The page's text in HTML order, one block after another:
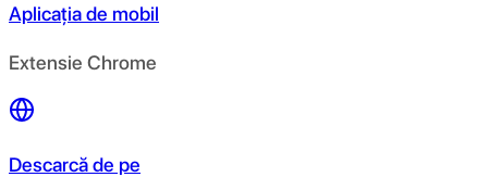
Aplicația de mobil
Extensie Chrome
Descarcă de pe